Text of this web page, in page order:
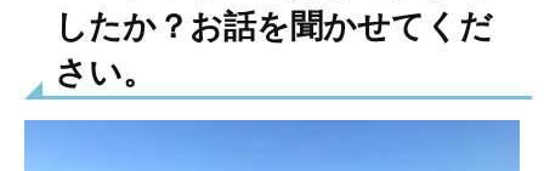
したか？お話を聞かせてくだ
さい。